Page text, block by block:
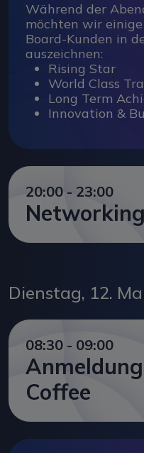
Während der
möchten wir
Board-Kunden in
auszeichnen:
Rising Star
World Class
Long Term
Innovation &
20:00 - 23:00
Dienstag, 12.
08:30 - 09:00
Coffee